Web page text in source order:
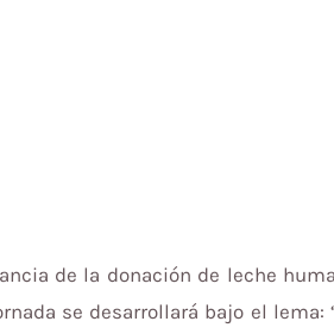
de la donación de leche
se desarrollará bajo el lema: